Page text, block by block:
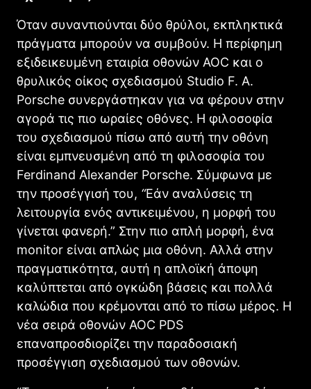
Όταν συναντιούνται δύο θρύλοι, εκπληκτικά
πράγματα μπορούν να συμβούν. Η περίφημη
εξιδεικευμένη εταιρία οθονών AOC και ο
θρυλικός οίκος σχεδιασμού Studio F. A.
Porsche συνεργάστηκαν για να φέρουν στην
αγορά τις πιο ωραίες οθόνες. Η φιλοσοφία
του σχεδιασμού πίσω από αυτή την οθόνη
είναι εμπνευσμένη από τη φιλοσοφία του
Ferdinand Alexander Porsche. Σύμφωνα με
την προσέγγισή του, “Εάν αναλύσεις τη
λειτουργία ενός αντικειμένου, η μορφή του
γίνεται φανερή.” Στην πιο απλή μορφή, ένα
monitor είναι απλώς μια οθόνη. Αλλά στην
πραγματικότητα, αυτή η απλοϊκή άποψη
καλύπτεται από ογκώδη βάσεις και πολλά
καλώδια που κρέμονται από το πίσω μέρος. Η
νέα σειρά οθονών AOC PDS
επαναπροσδιορίζει την παραδοσιακή
προσέγγιση σχεδιασμού των οθονών.